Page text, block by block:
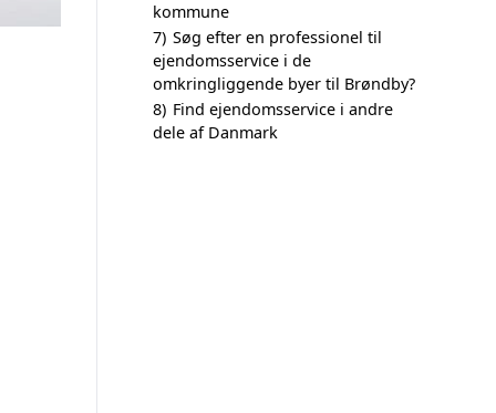
kommune
7) Søg efter en professionel til
ejendomsservice i de
omkringliggende byer til Brøndby?
8) Find ejendomsservice i andre
dele af Danmark